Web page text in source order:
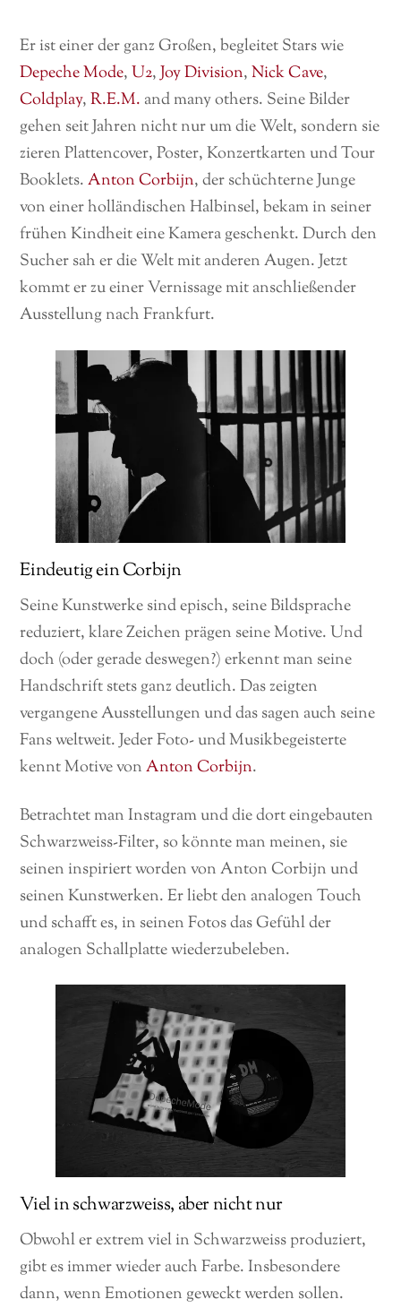
Er ist einer der ganz Großen, begleitet Stars wie
Depeche Mode,U2,Joy Division,Nick Cave,
Coldplay,R.E.M. and many others. Seine Bilder
gehen seit Jahren nicht nur um die Welt, sondern sie
zieren Plattencover, Poster, Konzertkarten und Tour
Booklets.Anton Corbijn, der schüchterne Junge
von einer holländischen Halbinsel, bekam in seiner
frühen Kindheit eine Kamera geschenkt. Durch den
Sucher sah er die Welt mit anderen Augen. Jetzt
kommt er zu einer Vernissage mit anschließender
Ausstellung nach Frankfurt.
Eindeutig ein Corbijn
Seine Kunstwerke sind episch, seine Bildsprache
reduziert, klare Zeichen prägen seine Motive. Und
doch (oder gerade deswegen?) erkennt man seine
Handschrift stets ganz deutlich. Das zeigten
vergangene Ausstellungen und das sagen auch seine
Fans weltweit. Jeder Foto- und Musikbegeisterte
kennt Motive vonAnton Corbijn.
Betrachtet man Instagram und die dort eingebauten
Schwarzweiss-Filter, so könnte man meinen, sie
seinen inspiriert worden von Anton Corbijn und
seinen Kunstwerken. Er liebt den analogen Touch
und schafft es, in seinen Fotos das Gefühl der
analogen Schallplatte wiederzubeleben.
Viel in schwarzweiss, aber nicht nur
Obwohl er extrem viel in Schwarzweiss produziert,
gibt es immer wieder auch Farbe. Insbesondere
dann, wenn Emotionen geweckt werden sollen.